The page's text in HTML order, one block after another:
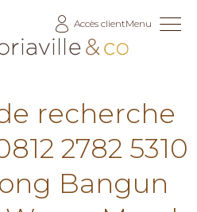
Accès clientMenu
recherche
2782 5310
Bangun